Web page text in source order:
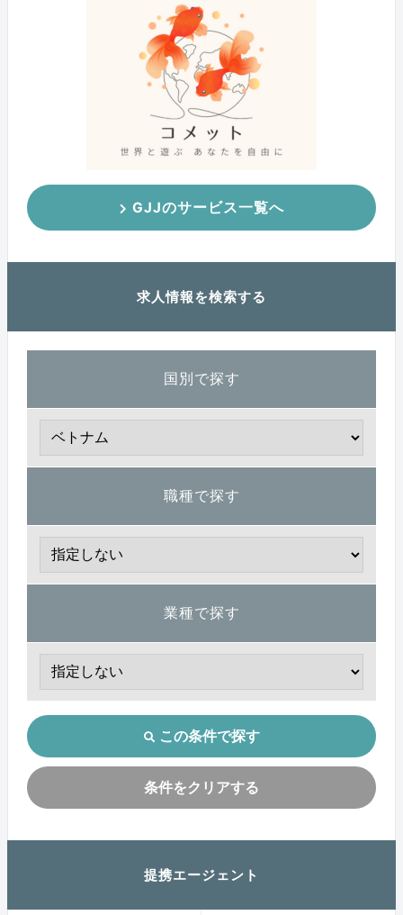
GJJのサービス一覧へ
求人情報を検索する
国別で探す
職種で探す
業種で探す
この条件で探す
条件をクリアする
提携エージェント